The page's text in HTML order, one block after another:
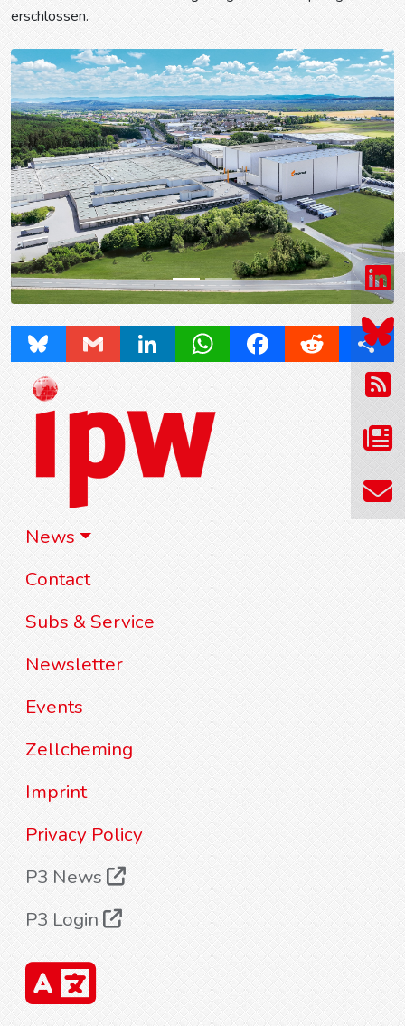
News
Contact
Subs & Service
Newsletter
Events
Zellcheming
Imprint
Privacy Policy
P3 News
P3 Login
erschlossen.
Prev Next
Bluesky Gmail LinkedInWhatsAppFacebookReddit Share